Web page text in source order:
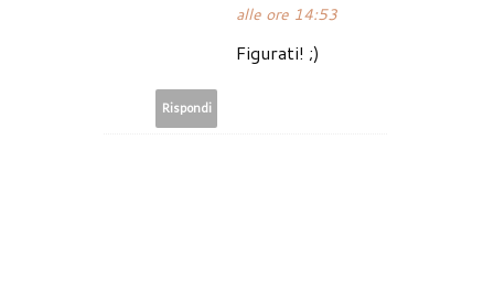
alle ore 14:53
Figurati! ;)
Rispondi